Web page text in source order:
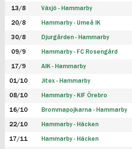
13/8 Växjö - Hammarby
20/8 Hammarby - Umeå IK
30/8 Djurgården - Hammarby
09/9 Hammarby - FC Rosengård
17/9 AIK - Hammarby
01/10 Jitex - Hammarby
08/10 Hammarby - KIF Örebro
16/10 Brommapojkarna - Hammarby
22/10 Hammarby - Häcken
17/11 Hammarby - Häcken